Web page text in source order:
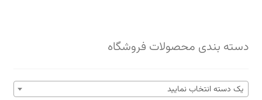
روشنایی
دسته بندی محصولات فروشگاه
یک دسته انتخاب نمایید